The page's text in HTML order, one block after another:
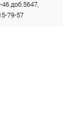
доб.5647,
79-57